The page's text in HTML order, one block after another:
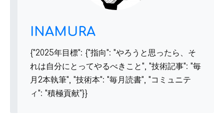
INAMURA
{"2025年目標": {"指向": "やろうと思ったら、そ
れは自分にとってやるべきこと", "技術記事": "毎
月2本執筆", "技術本": "毎月読書", "コミュニテ
ィ": "積極貢献"}}